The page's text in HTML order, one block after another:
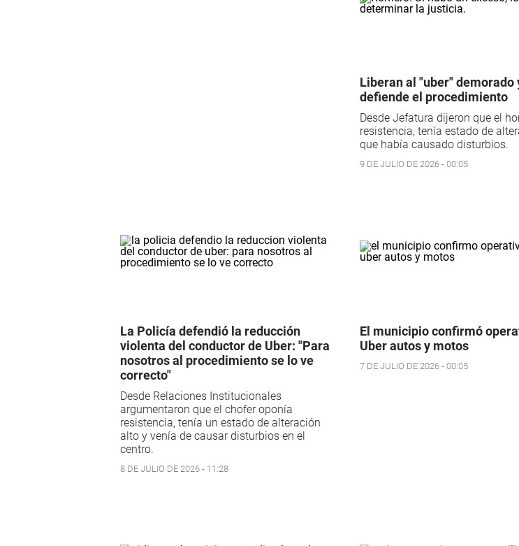
Liberan al "uber" demorado
defiende el procedimiento
Desde Jefatura dijeron que el
resistencia, tenía estado de
que había causado disturbios.
9 DE JULIO DE 2026 - 00:05
La Policía defendió la reducción
violenta del conductor de Uber: "Para
nosotros al procedimiento se lo ve
correcto"
Desde Relaciones Institucionales
argumentaron que el chofer oponía
resistencia, tenía un estado de alteración
alto y venía de causar disturbios en el
centro.
8 DE JULIO DE 2026 - 11:28
El municipio confirmó
Uber autos y motos
7 DE JULIO DE 2026 - 00:05